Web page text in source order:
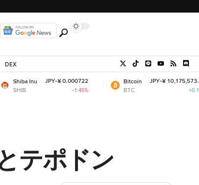
DEX
JPY-¥ 0.000722
Bitcoin
BTC
JPY-¥ 10,175,573.47
テポドン